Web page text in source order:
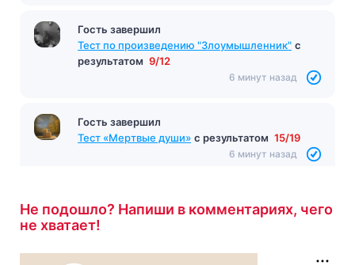
Гость завершил
Тест по произведению "Злоумышленник" с
результатом 9/12
6 минут назад
Гость завершил
Тест «Мертвые души» с результатом 15/19
6 минут назад
Не подошло? Напиши в комментариях, чего
не хватает!